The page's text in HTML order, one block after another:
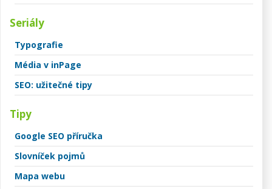
Seriály
Typografie
Média v inPage
SEO: užitečné tipy
Tipy
Google SEO příručka
Slovníček pojmů
Mapa webu